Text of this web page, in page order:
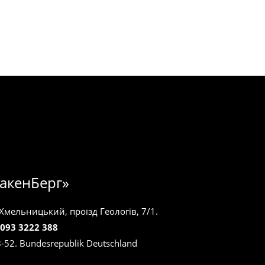
проїзд Геологів, 7/1.
3222 388
Bundesrepublik Deutschland